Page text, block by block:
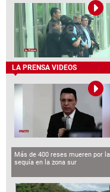
LA PRENSA VIDEOS
Más de 400 reses mueren por la
sequía en la zona sur